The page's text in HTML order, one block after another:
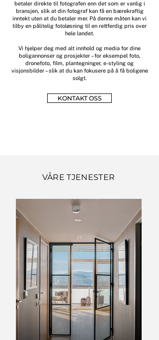
betaler direkte til fotografen enn det som er vanlig i
bransjen, slik at din fotograf kan få en bærekraftig
inntekt uten at du betaler mer. På denne måten kan vi
tilby en pålitelig fotoløsning til en rettferdig pris over
hele landet.
Vi hjelper deg med alt innhold og media for dine
boligannonser og prosjekter – for eksempel foto,
dronefoto, film, plantegninger, e-styling og
visjonsbilder – slik at du kan fokusere på å få boligene
solgt.
KONTAKT OSS
VÅRE TJENESTER